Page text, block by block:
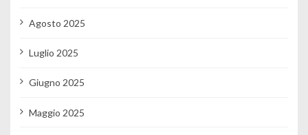
Agosto 2025
Luglio 2025
Giugno 2025
Maggio 2025